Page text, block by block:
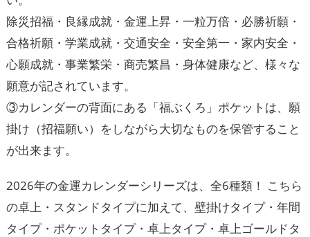
除災招福・良縁成就・金運上昇・一粒万倍・必勝祈願・
合格祈願・学業成就・交通安全・安全第一・家内安全・
心願成就・事業繁栄・商売繁昌・身体健康など、様々な
願意が記されています。
③カレンダーの背面にある「福ぶくろ」ポケットは、願
掛け（招福願い）をしながら大切なものを保管すること
が出来ます。
2026年の金運カレンダーシリーズは、全6種類！ こちら
の卓上・スタンドタイプに加えて、壁掛けタイプ・年間
タイプ・ポケットタイプ・卓上タイプ・卓上ゴールドタ